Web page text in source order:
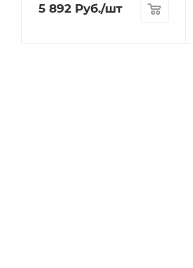
5 892Руб./шт